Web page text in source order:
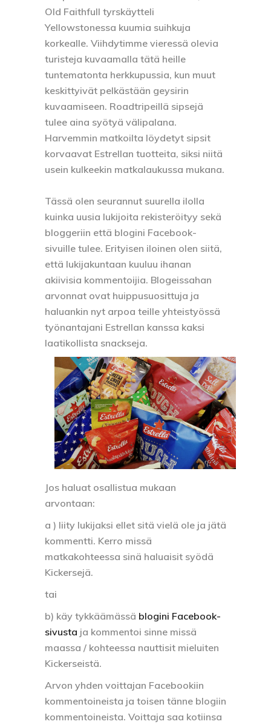
Old Faithfull tyrskäytteli
Yellowstonessa kuumia suihkuja
korkealle. Viihdytimme vieressä olevia
turisteja kuvaamalla tätä heille
tuntematonta herkkupussia, kun muut
keskittyivät pelkästään geysirin
kuvaamiseen. Roadtripeillä sipsejä
tulee aina syötyä välipalana.
Harvemmin matkoilta löydetyt sipsit
korvaavat Estrellan tuotteita, siksi niitä
usein kulkeekin matkalaukussa mukana.
Tässä olen seurannut suurella ilolla
kuinka uusia lukijoita rekisteröityy sekä
bloggeriin että blogini Facebook-
sivuille tulee. Erityisen iloinen olen siitä,
että lukijakuntaan kuuluu ihanan
akiivisia kommentoijia. Blogeissahan
arvonnat ovat huippusuosittuja ja
haluankin nyt arpoa teille yhteistyössä
työnantajani Estrellan kanssa kaksi
laatikollista snackseja.
Jos haluat osallistua mukaan
arvontaan:
a ) liity lukijaksi ellet sitä vielä ole ja jätä
kommentti. Kerro missä
matkakohteessa sinä haluaisit syödä
Kickersejä.
tai
b) käy tykkäämässä blogini Facebook-
sivusta ja kommentoi sinne missä
maassa / kohteessa nauttisit mieluiten
Kickerseistä.
Arvon yhden voittajan Facebookiin
kommentoineista ja toisen tänne blogiin
kommentoineista. Voittaja saa kotiinsa